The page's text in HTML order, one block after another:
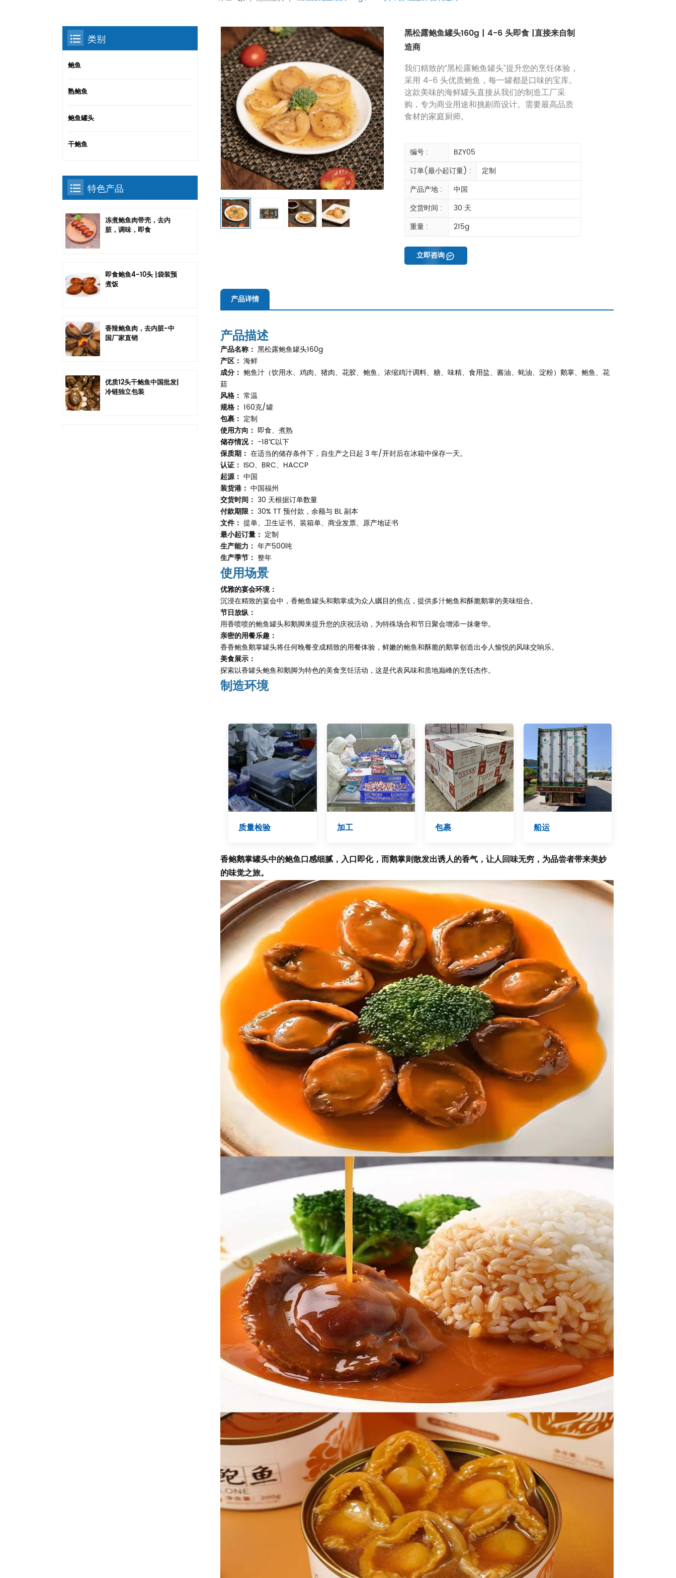
黑松露鲍鱼罐头160g | 4-6 头即食 |直接来自制
造商
我们精致的“黑松露鲍鱼罐头”提升您的烹饪体验，
采用 4-6 头优质鲍鱼，每一罐都是口味的宝库。
这款美味的海鲜罐头直接从我们的制造工厂采
购，专为商业用途和挑剔而设计。需要最高品质
食材的家庭厨师。
编号 :
BZY05
订单(最小起订量) :
定制
产品产地 :
中国
交货时间 :
30 天
重量 :
215g
立即咨询
产品详情
产品描述
产品名称： 黑松露鲍鱼罐头160g
产区： 海鲜
成分： 鲍鱼汁（饮用水、鸡肉、猪肉、花胶、鲍鱼、浓缩鸡汁调料、糖、味精、食用盐、酱油、蚝油、淀粉）鹅掌、鲍鱼、花
菇
风格： 常温
规格： 160克/罐
包裹： 定制
使用方向： 即食、煮熟
储存情况： -18℃以下
保质期： 在适当的储存条件下，自生产之日起 3 年/开封后在冰箱中保存一天。
认证： ISO、BRC、HACCP
起源： 中国
装货港： 中国福州
交货时间： 30 天根据订单数量
付款期限： 30% TT 预付款，余额与 BL 副本
文件： 提单、卫生证书、装箱单、商业发票、原产地证书
最小起订量： 定制
生产能力： 年产500吨
生产季节： 整年
使用场景
优雅的宴会环境：
沉浸在精致的宴会中，香鲍鱼罐头和鹅掌成为众人瞩目的焦点，提供多汁鲍鱼和酥脆鹅掌的美味组合。
节日放纵：
用香喷喷的鲍鱼罐头和鹅脚来提升您的庆祝活动，为特殊场合和节日聚会增添一抹奢华。
亲密的用餐乐趣：
香香鲍鱼鹅掌罐头将任何晚餐变成精致的用餐体验，鲜嫩的鲍鱼和酥脆的鹅掌创造出令人愉悦的风味交响乐。
美食展示：
探索以香罐头鲍鱼和鹅脚为特色的美食烹饪活动，这是代表风味和质地巅峰的烹饪杰作。
制造环境
质量检验 加工 包裹 船运
香鲍鹅掌罐头中的鲍鱼口感细腻，入口即化，而鹅掌则散发出诱人的香气，让人回味无穷，为品尝者带来美妙
的味觉之旅。
类别
鲍鱼
熟鲍鱼
鲍鱼罐头
干鲍鱼
特色产品
冻煮鲍鱼肉带壳，去内
脏，调味，即食
即食鲍鱼4-10头 |袋装预
煮饭
香辣鲍鱼肉，去内脏-中
国厂家直销
优质12头干鲍鱼中国批发|
冷链独立包装